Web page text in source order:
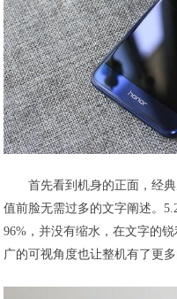
首先看到机身的正面，经
值前脸无需过多的文字阐述。
96%，并没有缩水，在文字的
广的可视角度也让整机有了更多